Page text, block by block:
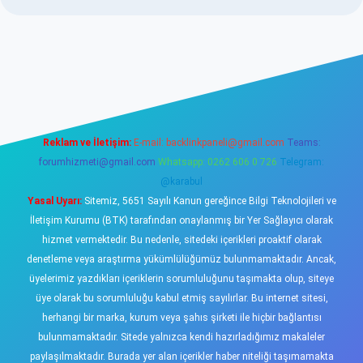
Reklam ve İletişim: E-mail: backlinkpaneli@gmail.com Teams:
forumhizmeti@gmail.com Whatsapp: 0262 606 0 726 Telegram:
@karabul
Yasal Uyarı:Sitemiz, 5651 Sayılı Kanun gereğince Bilgi Teknolojileri ve
İletişim Kurumu (BTK) tarafından onaylanmış bir Yer Sağlayıcı olarak
hizmet vermektedir. Bu nedenle, sitedeki içerikleri proaktif olarak
denetleme veya araştırma yükümlülüğümüz bulunmamaktadır. Ancak,
üyelerimiz yazdıkları içeriklerin sorumluluğunu taşımakta olup, siteye
üye olarak bu sorumluluğu kabul etmiş sayılırlar. Bu internet sitesi,
herhangi bir marka, kurum veya şahıs şirketi ile hiçbir bağlantısı
bulunmamaktadır. Sitede yalnızca kendi hazırladığımız makaleler
paylaşılmaktadır. Burada yer alan içerikler haber niteliği taşımamakta